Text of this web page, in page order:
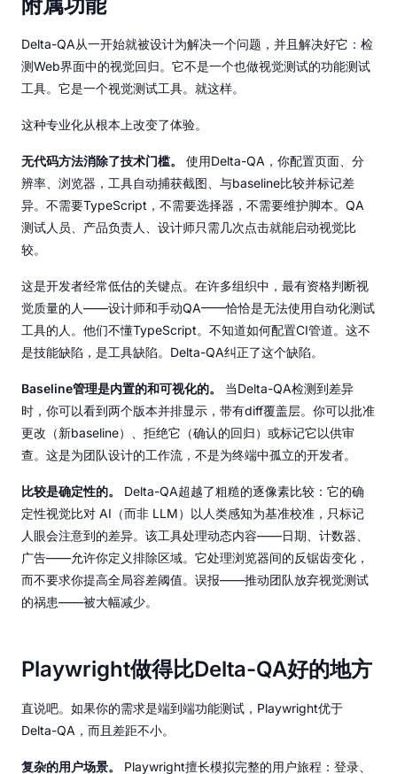
Delta-QA从一开始就被设计为解决一个问题，并且解决好它：检
测Web界面中的视觉回归。它不是一个也做视觉测试的功能测试
工具。它是一个视觉测试工具。就这样。
这种专业化从根本上改变了体验。
无代码方法消除了技术门槛。
使用Delta-QA，你配置页面、分
辨率、浏览器，工具自动捕获截图、与baseline比较并标记差
异。不需要TypeScript，不需要选择器，不需要维护脚本。QA
测试人员、产品负责人、设计师只需几次点击就能启动视觉比
较。
这是开发者经常低估的关键点。在许多组织中，最有资格判断视
觉质量的人——设计师和手动QA——恰恰是无法使用自动化测试
工具的人。他们不懂TypeScript。不知道如何配置CI管道。这不
是技能缺陷，是工具缺陷。Delta-QA纠正了这个缺陷。
Baseline管理是内置的和可视化的。
当Delta-QA检测到差异
时，你可以看到两个版本并排显示，带有diff覆盖层。你可以批准
更改（新baseline）、拒绝它（确认的回归）或标记它以供审
查。这是为团队设计的工作流，不是为终端中孤立的开发者。
比较是确定性的。
Delta-QA超越了粗糙的逐像素比较：它的确
定性视觉比对 AI（而非 LLM）以人类感知为基准校准，只标记
人眼会注意到的差异。该工具处理动态内容——日期、计数器、
广告——允许你定义排除区域。它处理浏览器间的反锯齿变化，
而不要求你提高全局容差阈值。误报——推动团队放弃视觉测试
的祸患——被大幅减少。
Playwright做得比Delta-QA好的地方
直说吧。如果你的需求是端到端功能测试，Playwright优于
Delta-QA，而且差距不小。
复杂的用户场景。
Playwright擅长模拟完整的用户旅程：登录、